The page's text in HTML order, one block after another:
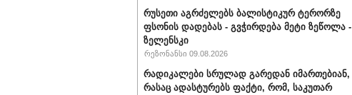
რუსეთი აგრძელებს ბალისტიკურ ტერორზე
ფსონის დადებას - გვჭირდება მეტი ზეწოლა -
ზელენსკი
რეზონანსი 09.08.2026
რადიკალები სრულად გარედან იმართებიან,
რასაც ადასტურებს ფაქტი, რომ, საკუთარ